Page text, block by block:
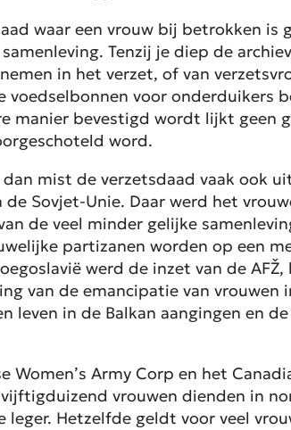
waar een vrouw bij betrokken
Tenzij je diep de
in het verzet, of van
voor onderduikers
manier bevestigd wordt lijkt geen
word.
mist de verzetsdaad vaak ook
Sovjet-Unie. Daar werd het
de veel minder gelijke
partizanen worden op een
werd de inzet van de
van de emancipatie van vrouwen
leven in de Balkan aangingen en
Women’s Army Corp en het
vrouwen dienden in
Hetzelfde geldt voor veel